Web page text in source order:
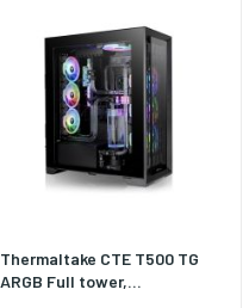
Thermaltake CTE T500 TG
ARGB Full tower,...